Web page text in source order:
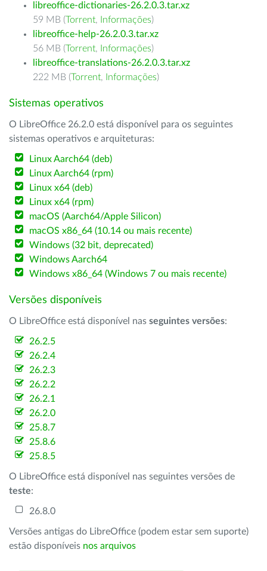
libreoffice-dictionaries-26.2.0.3.tar.xz
59 MB (Torrent, Informações)
libreoffice-help-26.2.0.3.tar.xz
56 MB (Torrent, Informações)
libreoffice-translations-26.2.0.3.tar.xz
222 MB (Torrent, Informações)
Sistemas operativos
O LibreOffice 26.2.0 está disponível para os seguintes
sistemas operativos e arquiteturas:
Linux Aarch64 (deb)
Linux Aarch64 (rpm)
Linux x64 (deb)
Linux x64 (rpm)
macOS (Aarch64/Apple Silicon)
macOS x86_64 (10.14 ou mais recente)
Windows (32 bit, deprecated)
Windows Aarch64
Windows x86_64 (Windows 7 ou mais recente)
Versões disponíveis
O LibreOffice está disponível nas seguintes versões:
26.2.5
26.2.4
26.2.3
26.2.2
26.2.1
26.2.0
25.8.7
25.8.6
25.8.5
O LibreOffice está disponível nas seguintes versões de
teste:
26.8.0
Versões antigas do LibreOffice (podem estar sem suporte)
estão disponíveis nos arquivos